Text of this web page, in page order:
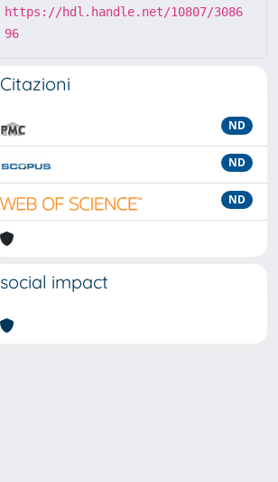
https://hdl.handle.net/10807/3086
96
Citazioni
ND
ND
ND
social impact